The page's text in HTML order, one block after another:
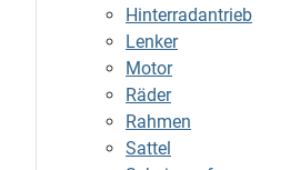
Hinterradantrieb
Lenker
Motor
Räder
Rahmen
Sattel